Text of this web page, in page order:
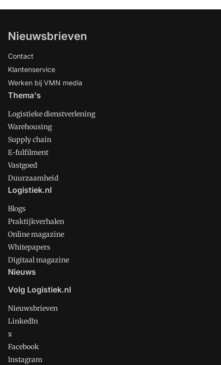
Nieuwsbrieven
Contact
Klantenservice
Werken bij VMN media
Thema's
Logistieke dienstverlening
Warehousing
Supply chain
E-fulfilment
Vastgoed
Duurzaamheid
Logistiek.nl
Blogs
Praktijkverhalen
Online magazine
Whitepapers
Digitaal magazine
Nieuws
Volg Logistiek.nl
Nieuwsbrieven
LinkedIn
x
Facebook
Instagram